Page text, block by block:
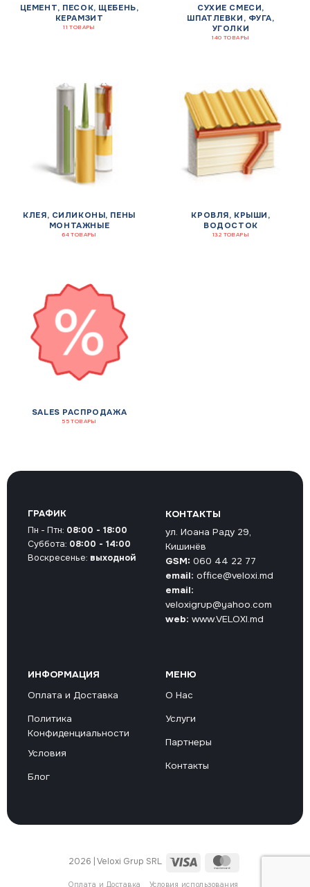
ЦЕМЕНТ, ПЕСОК, ЩЕБЕНЬ,
КЕРАМЗИТ
11 ТОВАРЫ
СУХИЕ СМЕСИ,
ШПАТЛЕВКИ, ФУГА,
УГОЛКИ
140 ТОВАРЫ
КЛЕЯ, СИЛИКОНЫ, ПЕНЫ
МОНТАЖНЫЕ
64 ТОВАРЫ
КРОВЛЯ, КРЫШИ,
ВОДОСТОК
132 ТОВАРЫ
SALES РАСПРОДАЖА
55 ТОВАРЫ
КОНТАКТЫ
ул. Иоана Раду 29,
Кишинёв
GSM: 060 44 22 77
email: office@veloxi.md
email:
veloxigrup@yahoo.com
web: www.VELOXI.md
ИНФОРМАЦИЯ
Оплата и Доставка
Политика
Конфиденциальности
Условия
Блог
МЕНЮ
О Нас
Услуги
Партнеры
Контакты
ГРАФИК
Пн - Птн: 08:00 - 18:00
Суббота: 08:00 - 14:00
Воскресенье: выходной
2026 | Veloxi Grup SRL Visa MasterCard
Оплата и Доставка Условия использования